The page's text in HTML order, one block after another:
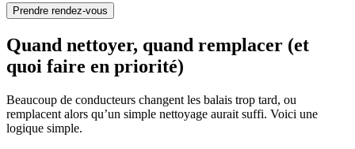
Prendre rendez-vous
Quand nettoyer, quand remplacer (et
quoi faire en priorité)
Beaucoup de conducteurs changent les balais trop tard, ou
remplacent alors qu’un simple nettoyage aurait suffi. Voici une
logique simple.